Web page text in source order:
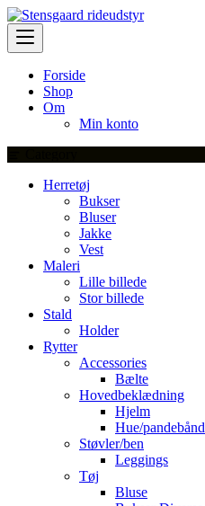
Skip
to
content
Forside
Shop
Om
Min konto
Herretøj
Bukser
Bluser
Jakke
Vest
Maleri
Lille billede
Stor billede
Stald
Holder
Rytter
Accessories
Bælte
Hovedbeklædning
Hjelm
Hue/pandebånd
Støvler/ben
Leggings
Tøj
Bluse